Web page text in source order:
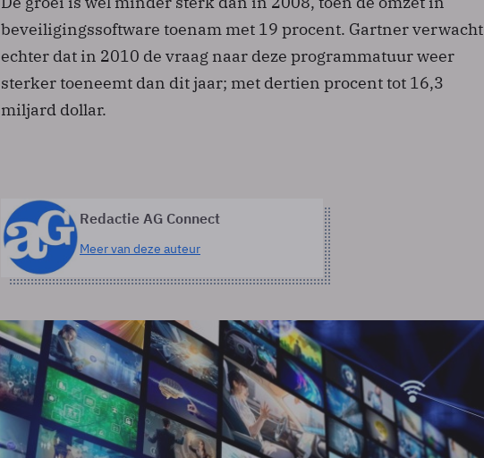
beveiligingssoftware toenam met 19 procent. Gartner verwacht
echter dat in 2010 de vraag naar deze programmatuur weer
sterker toeneemt dan dit jaar; met dertien procent tot 16,3
miljard dollar.
Redactie AG Connect
Meer van deze auteur